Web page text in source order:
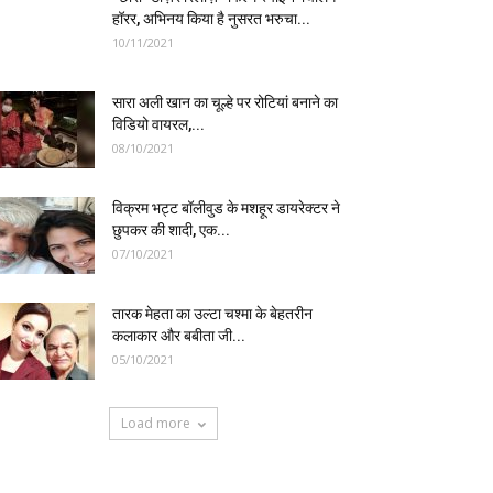
हॉरर, अभिनय किया है नुसरत भरुचा...
10/11/2021
सारा अली खान का चूल्हे पर रोटियां बनाने का
विडियो वायरल,...
08/10/2021
विक्रम भट्ट बॉलीवुड के मशहूर डायरेक्टर ने
छुपकर की शादी, एक...
07/10/2021
तारक मेहता का उल्टा चश्मा के बेहतरीन
कलाकार और बबीता जी...
05/10/2021
Load more